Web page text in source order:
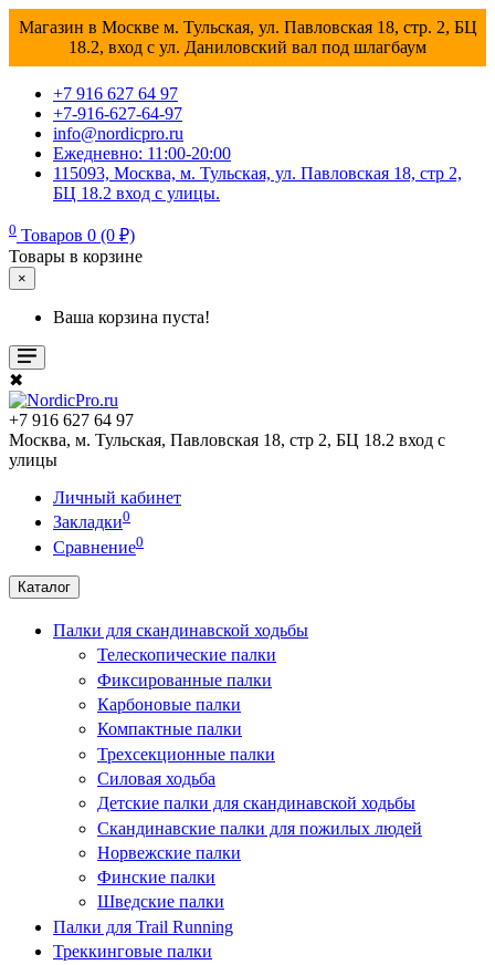
Магазин в Москве м. Тульская, ул. Павловская 18, стр. 2, БЦ
18.2, вход с ул. Даниловский вал под шлагбаум
+7 916 627 64 97
+7-916-627-64-97
info@nordicpro.ru
Ежедневно: 11:00-20:00
115093, Москва, м. Тульская, ул. Павловская 18, стр 2,
БЦ 18.2 вход с улицы.
0 Товаров 0 (0 ₽)
Товары в корзине
×
Ваша корзина пуста!
✖
+7 916 627 64 97
Москва, м. Тульская, Павловская 18, стр 2, БЦ 18.2 вход с
улицы
Личный кабинет
Закладки0
Сравнение0
Каталог
Палки для скандинавской ходьбы
Телескопические палки
Фиксированные палки
Карбоновые палки
Компактные палки
Трехсекционные палки
Силовая ходьба
Детские палки для скандинавской ходьбы
Скандинавские палки для пожилых людей
Норвежские палки
Финские палки
Шведские палки
Палки для Trail Running
Треккинговые палки